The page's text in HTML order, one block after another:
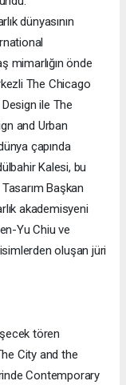
dünyasının
mimarlığın önde
The Chicago
ile The
and Urban
çapında
Kalesi, bu
Başkan
akademisyeni
Yu Chiu ve
oluşan jüri
tören
City and the
Contemporary